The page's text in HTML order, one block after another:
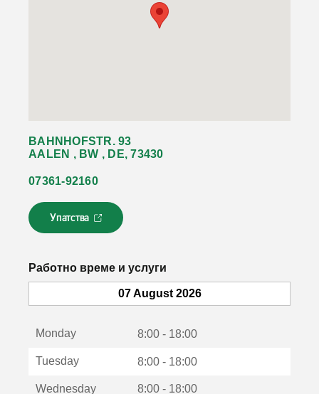
BAHNHOFSTR. 93
AALEN , BW , DE, 73430
07361-92160
Упатства
Л
и
к
с
Работно време и услуги
07 August 2026
Monday 8:00 - 18:00
Tuesday 8:00 - 18:00
Wednesday 8:00 - 18:00